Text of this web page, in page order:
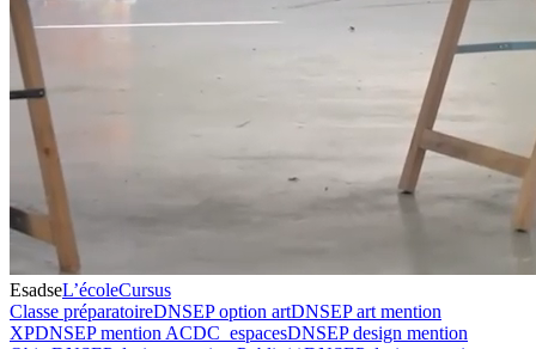
EsadseL’écoleCursus
Classe préparatoireDNSEP option artDNSEP art mention
XPDNSEP mention ACDC_espacesDNSEP design mention